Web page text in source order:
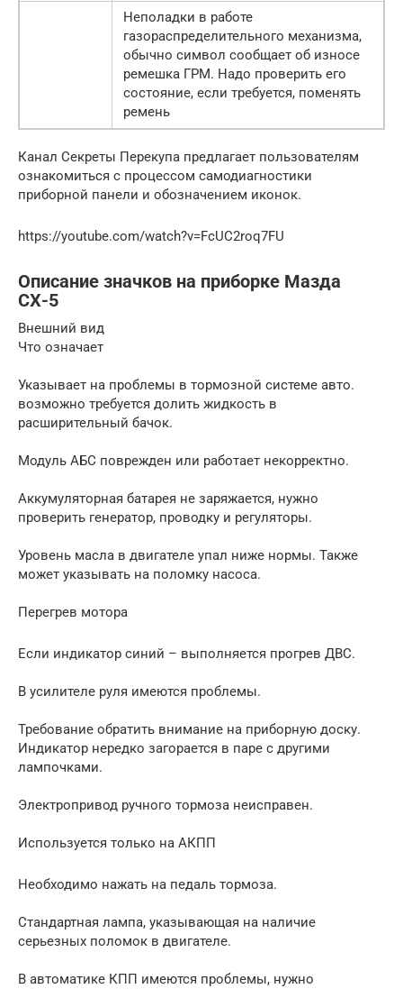
Неполадки в работе
газораспределительного механизма,
обычно символ сообщает об износе
ремешка ГРМ. Надо проверить его
состояние, если требуется, поменять
ремень
Канал Секреты Перекупа предлагает пользователям
ознакомиться с процессом самодиагностики
приборной панели и обозначением иконок.
https://youtube.com/watch?v=FcUC2roq7FU
Описание значков на приборке Мазда
СХ-5
Внешний вид
Что означает
Указывает на проблемы в тормозной системе авто.
возможно требуется долить жидкость в
расширительный бачок.
Модуль АБС поврежден или работает некорректно.
Аккумуляторная батарея не заряжается, нужно
проверить генератор, проводку и регуляторы.
Уровень масла в двигателе упал ниже нормы. Также
может указывать на поломку насоса.
Перегрев мотора
Если индикатор синий – выполняется прогрев ДВС.
В усилителе руля имеются проблемы.
Требование обратить внимание на приборную доску.
Индикатор нередко загорается в паре с другими
лампочками.
Электропривод ручного тормоза неисправен.
Используется только на АКПП
Необходимо нажать на педаль тормоза.
Стандартная лампа, указывающая на наличие
серьезных поломок в двигателе.
В автоматике КПП имеются проблемы, нужно